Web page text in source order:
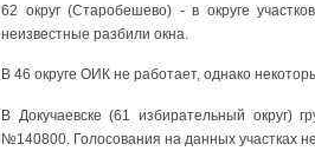
62 округ (Старобешево) - в округе
неизвестные разбили окна.
В 46 округе ОИК не работает, однако
В Докучаевске (61 избирательный округ)
№140800. Голосования на данных участках не